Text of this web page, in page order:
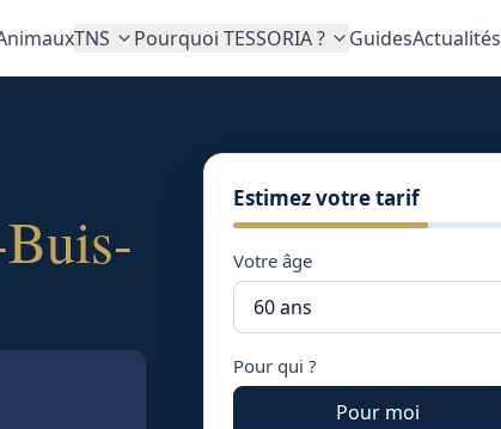
TNS Pourquoi TESSORIA ? GuidesActualités
Estimez votre tarif
Votre âge
Pour qui ?
Pour moi